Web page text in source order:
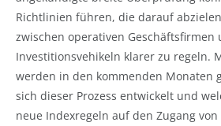
Richtlinien führen, die darauf
zwischen operativen Geschäftsfirmen
Investitionsvehikeln klarer zu regeln.
werden in den kommenden Monaten
sich dieser Prozess entwickelt und
neue Indexregeln auf den Zugang